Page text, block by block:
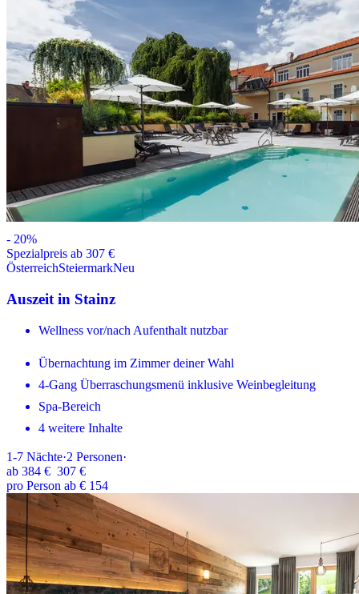
- 20%
Spezialpreis ab 307 €
ÖsterreichSteiermarkNeu
Auszeit in Stainz
Wellness vor/nach Aufenthalt nutzbar
Übernachtung im Zimmer deiner Wahl
4-Gang Überraschungsmenü inklusive Weinbegleitung
Spa-Bereich
4 weitere Inhalte
1-7 Nächte·2 Personen·
ab 384 € 307 €
pro Person ab € 154